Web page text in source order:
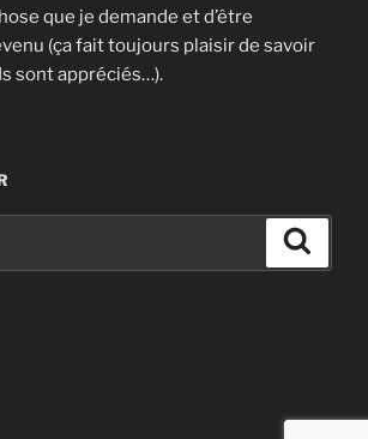
que je demande et d’être
(ça fait toujours plaisir de savoir
sont appréciés…).